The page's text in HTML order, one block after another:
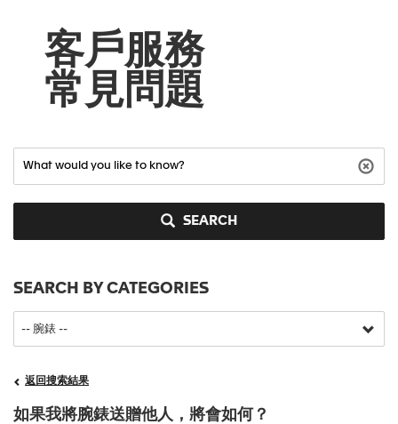
客戶服務
常見問題
SEARCH
SEARCH BY CATEGORIES
返回搜索結果
如果我將腕錶送贈他人，將會如何？